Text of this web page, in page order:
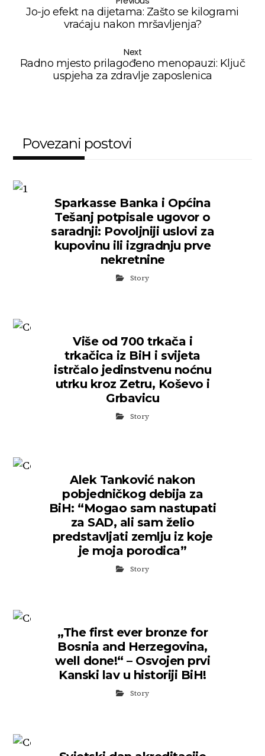
Jo-jo efekt na dijetama: Zašto se kilogrami
vraćaju nakon mršavljenja?
Next
Radno mjesto prilagođeno menopauzi: Ključ
uspjeha za zdravlje zaposlenica
Povezani postovi
Sparkasse Banka i Općina
Tešanj potpisale ugovor o
saradnji: Povoljniji uslovi za
kupovinu ili izgradnju prve
nekretnine
Story
Više od 700 trkača i
trkačica iz BiH i svijeta
istrčalo jedinstvenu noćnu
utrku kroz Zetru, Koševo i
Grbavicu
Story
Alek Tanković nakon
pobjedničkog debija za
BiH: “Mogao sam nastupati
za SAD, ali sam želio
predstavljati zemlju iz koje
je moja porodica”
Story
„The first ever bronze for
Bosnia and Herzegovina,
well done!“ – Osvojen prvi
Kanski lav u historiji BiH!
Story